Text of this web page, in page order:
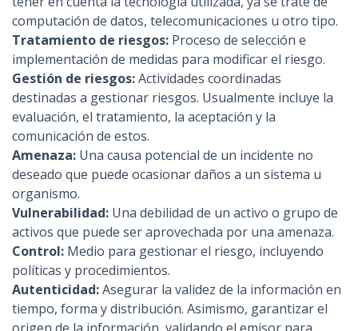
computación de datos, telecomunicaciones u otro tipo.
Tratamiento de riesgos: Proceso de selección e
implementación de medidas para modificar el riesgo.
Gestión de riesgos:Actividades coordinadas
destinadas a gestionar riesgos. Usualmente incluye la
evaluación, el tratamiento, la aceptación y la
comunicación de estos.
Amenaza: Una causa potencial de un incidente no
deseado que puede ocasionar daños a un sistema u
organismo.
Vulnerabilidad: Una debilidad de un activo o grupo de
activos que puede ser aprovechada por una amenaza.
Control: Medio para gestionar el riesgo, incluyendo
políticas y procedimientos.
Autenticidad:Asegurar la validez de la información en
tiempo, forma y distribución. Asimismo, garantizar el